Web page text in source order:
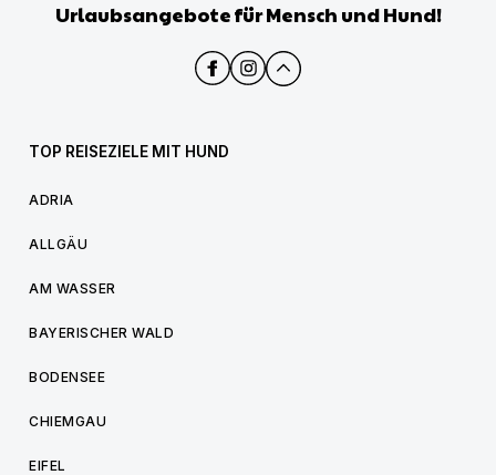
Urlaubsangebote für Mensch und Hund!
TOP REISEZIELE MIT HUND
ADRIA
ALLGÄU
AM WASSER
BAYERISCHER WALD
BODENSEE
CHIEMGAU
EIFEL